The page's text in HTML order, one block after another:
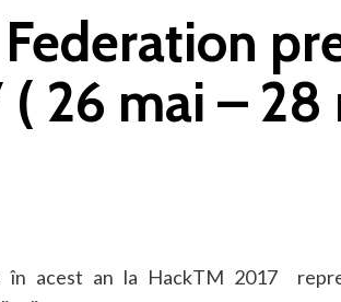
( 26 mai – 28
în acest an la HackTM 2017